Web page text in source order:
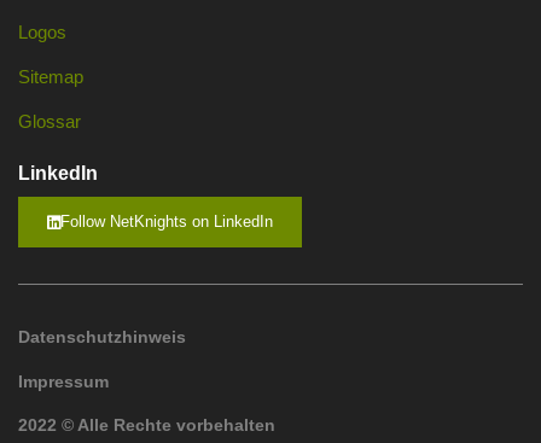
Logos
Sitemap
Glossar
LinkedIn
Follow NetKnights on LinkedIn
Datenschutzhinweis
Impressum
2022 © Alle Rechte vorbehalten